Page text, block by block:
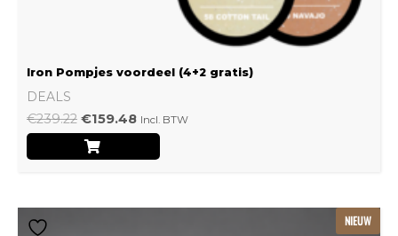
Iron Pompjes voordeel (4+2 gratis)
DEALS
€239.22 €159.48 Incl. BTW
NIEUW